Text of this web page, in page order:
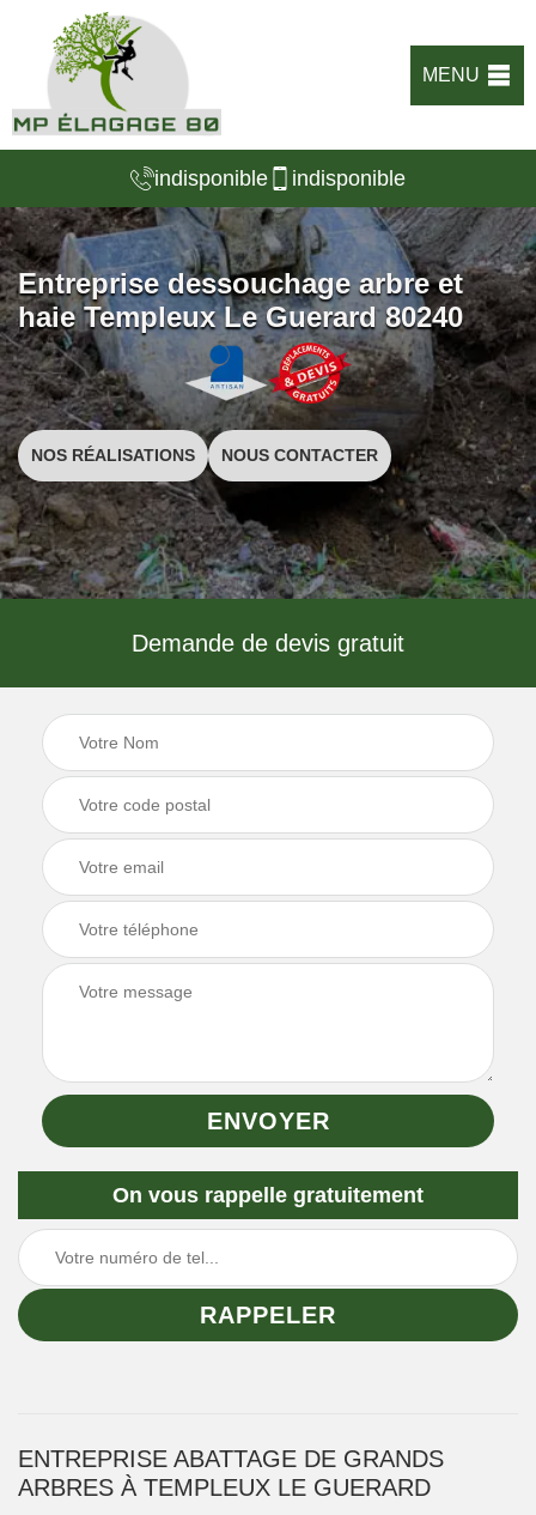
MENU
indisponible indisponible
Entreprise dessouchage arbre et
haie Templeux Le Guerard 80240
NOS RÉALISATIONS NOUS CONTACTER
Demande de devis gratuit
On vous rappelle gratuitement
ENTREPRISE ABATTAGE DE GRANDS
ARBRES À TEMPLEUX LE GUERARD